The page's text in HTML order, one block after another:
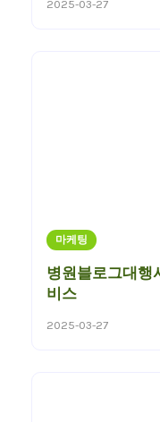
2025-03-27
마케팅
병원블로그대행
비스
2025-03-27